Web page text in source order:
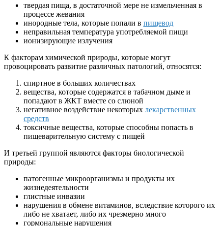
твердая пища, в достаточной мере не измельченная в
процессе жевания
инородные тела, которые попали в пищевод
неправильная температура употребляемой пищи
ионизирующие излучения
К факторам химической природы, которые могут
провоцировать развитие различных патологий, относятся:
спиртное в больших количествах
вещества, которые содержатся в табачном дыме и
попадают в ЖКТ вместе со слюной
негативное воздействие некоторых лекарственных
средств
токсичные вещества, которые способны попасть в
пищеварительную систему с пищей
И третьей группой являются факторы биологической
природы:
патогенные микроорганизмы и продукты их
жизнедеятельности
глистные инвазии
нарушения в обмене витаминов, вследствие которого их
либо не хватает, либо их чрезмерно много
гормональные нарушения